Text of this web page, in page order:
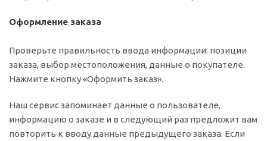
Оформление заказа
Проверьте правильность ввода информации: позиции
заказа, выбор местоположения, данные о покупателе.
Нажмите кнопку «Оформить заказ».
Наш сервис запоминает данные о пользователе,
информацию о заказе и в следующий раз предложит вам
повторить к вводу данные предыдущего заказа. Если